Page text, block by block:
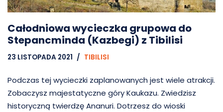
Całodniowa wycieczka grupowa do
Stepancminda (Kazbegi) z Tibilisi
23 LISTOPADA 2021 TIBILISI
Podczas tej wycieczki zaplanowanych jest wiele atrakcji.
Zobaczysz majestatyczne góry Kaukazu. Zwiedzisz
historyczną twierdzę Ananuri. Dotrzesz do wioski